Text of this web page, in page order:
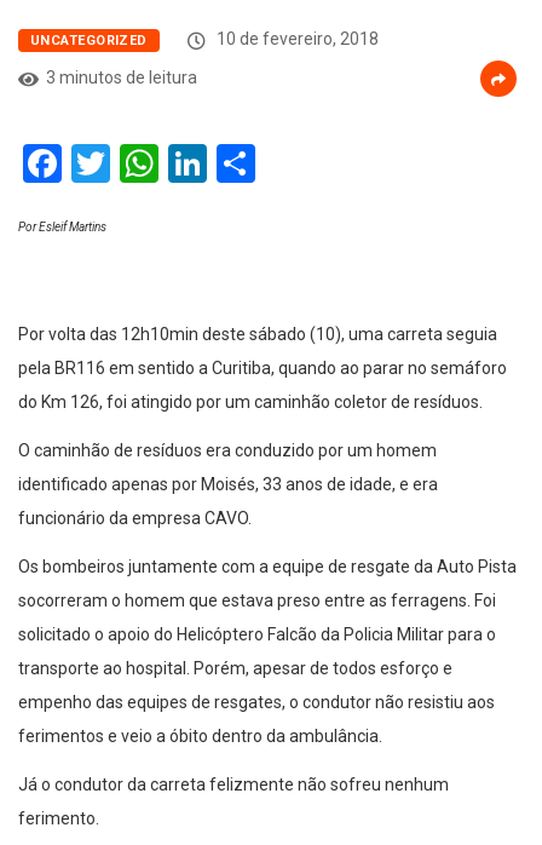
UNCATEGORIZED
10 de fevereiro, 2018
3 minutos de leitura
Facebook
Twitter
WhatsApp
LinkedIn
Por Esleif Martins
Por volta das 12h10min deste sábado (10), uma carreta seguia
pela BR116 em sentido a Curitiba, quando ao parar no semáforo
do Km 126, foi atingido por um caminhão coletor de resíduos.
O caminhão de resíduos era conduzido por um homem
identificado apenas por Moisés, 33 anos de idade, e era
funcionário da empresa CAVO.
Os bombeiros juntamente com a equipe de resgate da Auto Pista
socorreram o homem que estava preso entre as ferragens. Foi
solicitado o apoio do Helicóptero Falcão da Policia Militar para o
transporte ao hospital. Porém, apesar de todos esforço e
empenho das equipes de resgates, o condutor não resistiu aos
ferimentos e veio a óbito dentro da ambulância.
Já o condutor da carreta felizmente não sofreu nenhum
ferimento.